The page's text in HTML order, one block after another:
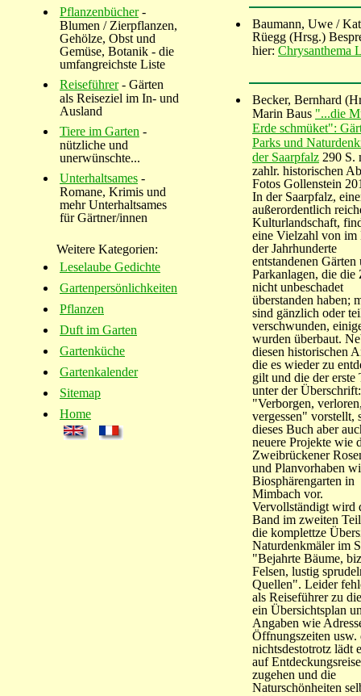
Pflanzenbücher-
Blumen / Zierpflanzen,
Gehölze, Obst und
Gemüse, Botanik - die
umfangreichste Liste
Reiseführer- Gärten
als Reiseziel im In- und
Ausland
Tiere im Garten -
nützliche und
unerwünschte...
Unterhaltsames -
Romane, Krimis und
mehr Unterhaltsames
für Gärtner/innen
Weitere Kategorien:
Leselaube Gedichte
Gartenpersönlichkeiten
Pflanzen
Duft im Garten
Gartenküche
Gartenkalender
Sitemap
Home
Baumann, Uwe /
Rüegg (Hrsg.)
hier: Chrysanthema
Becker, Bernhard
Marin Baus "...die
Erde schmüket":
Parks und
der Saarpfalz 290 S.
zahlr. historischen
Fotos Gollenstein
In der Saarpfalz,
außerordentlich
Kulturlandschaft,
eine Vielzahl von im
der Jahrhunderte
entstandenen Gärten
Parkanlagen, die die
nicht unbeschadet
überstanden haben;
sind gänzlich oder
verschwunden,
wurden überbaut.
diesen historischen
die es wieder zu
gilt und die der erste
unter der Überschrift:
"Verborgen,
vergessen" vorstellt,
dieses Buch aber
neuere Projekte wie
Zweibrückener
und Planvorhaben
Biosphärengarten in
Mimbach vor.
Vervollständigt wird
Band im zweiten
die komplettze
Naturdenkmäler im
"Bejahrte Bäume,
Felsen, lustig
Quellen". Leider
als Reiseführer zu
ein Übersichtsplan
Angaben wie
Öffnungszeiten usw.
nichtsdestotrotz lädt
auf Entdeckungsreise
zugehen und die
Naturschönheiten